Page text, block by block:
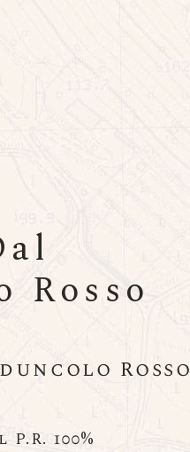
Rosso
Rosso
100%